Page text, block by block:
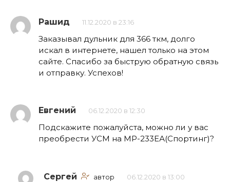
Рашид 11.12.2020 в 23:16
Заказывал дульник для 366 ткм, долго
искал в интернете, нашел только на этом
сайте. Спасибо за быструю обратную связь
и отправку. Успехов!
Евгений 06.12.2020 в 12:30
Подскажите пожалуйста, можно ли у вас
преобрести УСМ на МР-233ЕА(Спортинг)?
Сергей автор 06.12.2020 в 13:00